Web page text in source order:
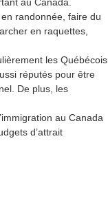
randonnée, faire du
en raquettes,
les Québécois
réputés pour être
De plus, les
au Canada
d’attrait